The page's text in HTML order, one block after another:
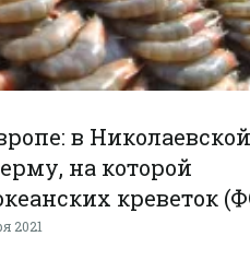
в Николаевской
на которой
креветок
2021